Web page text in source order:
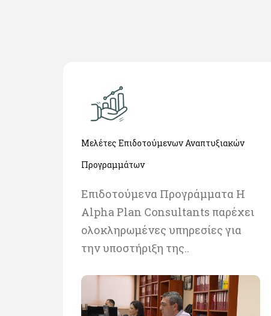
Μελέτες Επιδοτούμενων Αναπτυξιακών
Προγραμμάτων
Επιδοτούμενα Προγράμματα Η
Alpha Plan Consultants παρέχει
ολοκληρωμένες υπηρεσίες για
την υποστήριξη της..